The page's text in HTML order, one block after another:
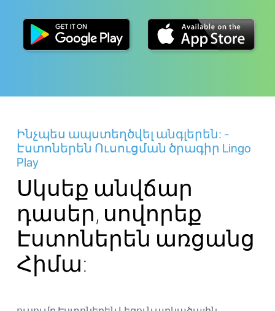
Ինչպես ապստեղծվել անգլերեն: -
Էստոներեն Ուսուցման ծրագիր Lingo
Play
Սկսեք անվճար
դասեր, սովորեք
Էստոներեն առցանց
Հիմա: